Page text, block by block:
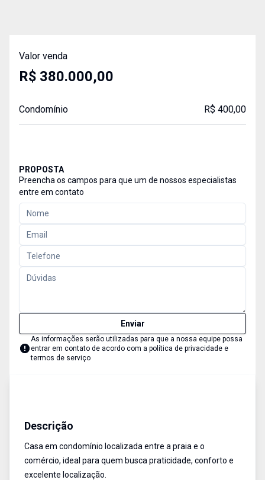
Valor venda
R$ 380.000,00
Condomínio R$ 400,00
PROPOSTA
Preencha os campos para que um de nossos especialistas
entre em contato
Enviar
As informações serão utilizadas para que a nossa equipe possa
entrar em contato de acordo com a política de privacidade e
termos de serviço
Descrição
Casa em condomínio localizada entre a praia e o
comércio, ideal para quem busca praticidade, conforto e
excelente localização.